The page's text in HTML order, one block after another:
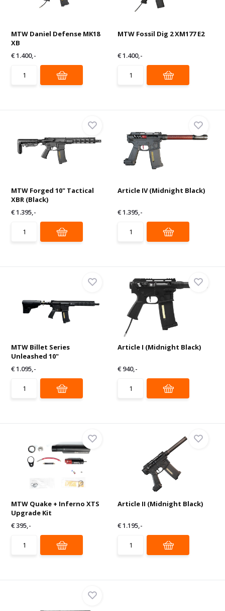
MTW Daniel Defense MK18
XB
€ 1.400,-
MTW Fossil Dig 2 XM177 E2
€ 1.400,-
MTW Forged 10" Tactical
XBR (Black)
€ 1.395,-
Article IV (Midnight Black)
€ 1.395,-
MTW Billet Series
Unleashed 10"
€ 1.095,-
Article I (Midnight Black)
€ 940,-
MTW Quake + Inferno XTS
Upgrade Kit
€ 395,-
Article II (Midnight Black)
€ 1.195,-